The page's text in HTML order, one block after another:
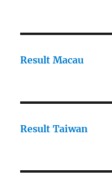
Result Macau
Result Taiwan